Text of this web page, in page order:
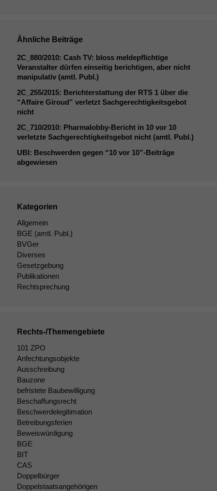
Ähnliche Beiträge
2C_880/2010: Cash TV: bloss meldepflichtige
Veranstalter dürfen einseitig berichtigen, aber nicht
manipulativ (amtl. Publ.)
2C_255/2015: Berichterstattung der RTS 1 über die
“Affaire Giroud” verletzt Sachgerechtigkeitsgebot
nicht
2C_710/2010: Pharmalobby-Bericht in 10 vor 10
verletzte Sachgerechtigkeitsgebot nicht (amtl. Publ.)
UBI: Beschwerden gegen “10 vor 10”-Beiträge
abgewiesen
Kategorien
Allgemein
BGE (amtl. Publ.)
BVGer
Diverses
Gesetzgebung
Publikationen
Rechtsprechung
Rechts-/Themengebiete
101 ZPO
Anfechtungsobjekte
Ausschreibung
Bauzone
befristete Baubewilligung
Beschaffungsrecht
Beschwerdelegitimation
Betreibungsferien
Beweiswürdigung
BGE
BIT
CAS
Doppelbürger
Doppelstaatsangehörigen